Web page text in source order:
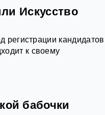
Искусство
регистрации кандидатов
к своему
бабочки